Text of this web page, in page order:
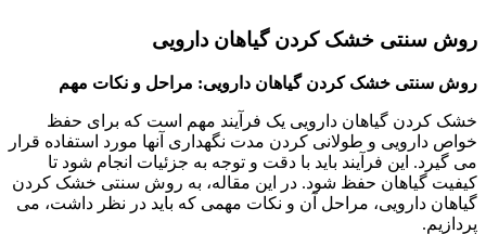
روش سنتی خشک کردن گیاهان دارویی
روش سنتی خشک کردن گیاهان دارویی: مراحل و نکات مهم
خشک کردن گیاهان دارویی یک فرآیند مهم است که برای حفظ
خواص دارویی و طولانی کردن مدت نگهداری آنها مورد استفاده قرار
می گیرد. این فرآیند باید با دقت و توجه به جزئیات انجام شود تا
کیفیت گیاهان حفظ شود. در این مقاله، به روش سنتی خشک کردن
گیاهان دارویی، مراحل آن و نکات مهمی که باید در نظر داشت، می
پردازیم.